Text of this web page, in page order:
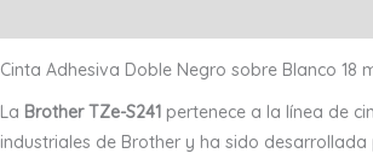
Cinta Adhesiva Doble Negro sobre Blanco 18
La Brother TZe-S241 pertenece a la línea de
industriales de Brother y ha sido